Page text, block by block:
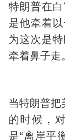
特朗普在
是他牵着
为这次是
牵着鼻子走
当特朗普把
的时候，
是“离岸平